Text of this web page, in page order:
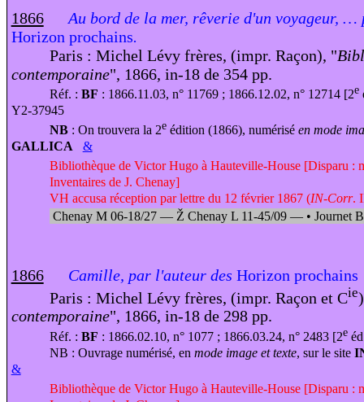
1866
Au bord de la mer, rêverie d'un voyageur, …
Horizon prochains.
Paris : Michel Lévy frères, (impr. Raçon), "
contemporaine", 1866, in-18 de 354 pp.
Réf. : BF : 1866.11.03, n° 11769 ; 1866.12.02, n° 12714 [2e
Y2-37945
NB: On trouvera la 2eédition (1866), numérisé en mode
GALLICA
&
Bibliothèque de Victor Hugo à Hauteville-House [Disparu :
Inventaires de J. Chenay]
VH accusa réception par lettre du 12 février 1867 (IN-Corr.
Chenay M 06-18/27 — Ž Chenay L 11-45/09 — • Journet
1866 Camille, par l'auteur des Horizon prochains
Paris : Michel Lévy frères, (impr. Raçon et Cie
contemporaine", 1866, in-18 de 298 pp.
Réf. : BF : 1866.02.10, n° 1077 ; 1866.03.24, n° 2483 [2e
NB : Ouvrage numérisé, en mode image et texte, sur le site
&
Bibliothèque de Victor Hugo à Hauteville-House [Disparu :